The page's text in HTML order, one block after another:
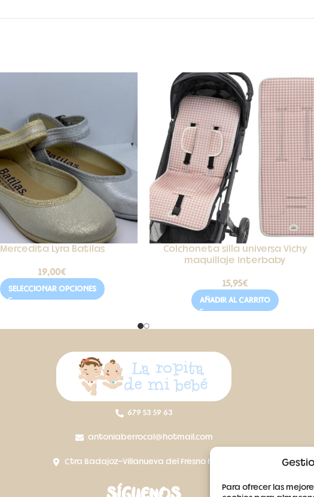
Para ofrecer las
Mercedita Lyra Batilas
19,00€
SELECCIONAR OPCIONES
Colchoneta silla universa Vichy
maquillaje Interbaby
15,95€
AÑADIR AL CARRITO
679 53 59 63
antoniaberrocal@hotmail.com
Ctra Badajoz-Villanueva del Fresno km 24,5